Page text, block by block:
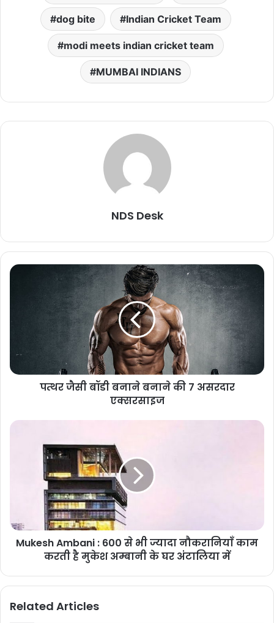
dog bite Indian Cricket Team
modi meets indian cricket team
MUMBAI INDIANS
NDS Desk
पत्थर जैसी बॉडी बनाने बनाने की 7 असरदार
एक्सरसाइज
Mukesh Ambani : 600 से भी ज्यादा नौकरानियाँ काम
करती है मुकेश अम्बानी के घर अंटालिया में
Related Articles